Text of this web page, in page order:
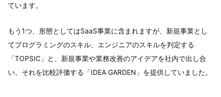
ています。
もう1つ、形態としてはSaaS事業に含まれますが、新規事業とし
てプログラミングのスキル、エンジニアのスキルを判定する
「TOPSIC」と、新規事業や業務改善のアイデアを社内で出し合
い、それを比較評価する「IDEA GARDEN」を提供していました。